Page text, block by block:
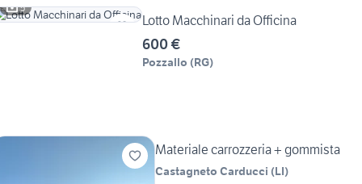
5
Lotto Macchinari da Officina
600 €
Pozzallo (RG)
Materiale carrozzeria + gommista
Castagneto Carducci (LI)